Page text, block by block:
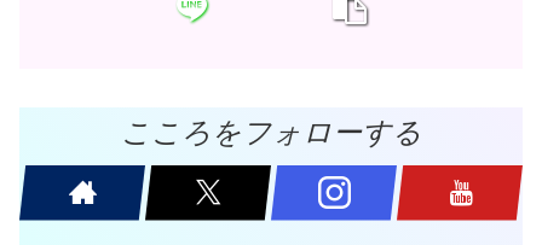
こころをフォローする